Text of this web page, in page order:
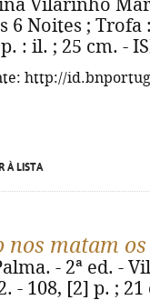
Vilarinho
6 Noites ;
: il. ; 25 cm. -
http://
À LISTA
nos matam
- 2ª ed. -
- 108, [2] p. ;